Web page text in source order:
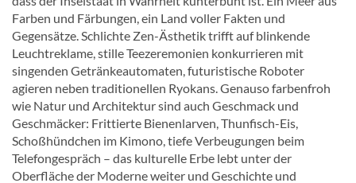
Farben und Färbungen, ein Land voller Fakten und
Gegensätze. Schlichte Zen-Ästhetik trifft auf blinkende
Leuchtreklame, stille Teezeremonien konkurrieren mit
singenden Getränkeautomaten, futuristische Roboter
agieren neben traditionellen Ryokans. Genauso farbenfroh
wie Natur und Architektur sind auch Geschmack und
Geschmäcker: Frittierte Bienenlarven, Thunfisch-Eis,
Schoßhündchen im Kimono, tiefe Verbeugungen beim
Telefongespräch – das kulturelle Erbe lebt unter der
Oberfläche der Moderne weiter und Geschichte und